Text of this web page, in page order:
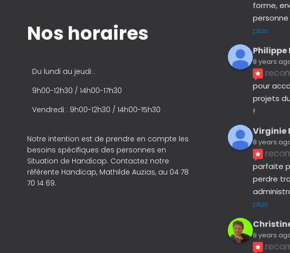
Nos horaires
Du lundi au jeudi :
9h00-12h30 / 14h00-17h30
Vendredi : 9h00-12h30 / 14h00-15h30
Notre intention est de prendre en compte les
besoins spécifiques des personnes en
Situation de Handicap. Contactez notre
référente Handicap, Mathilde Auzias, au 04 78
70 14 69.
forme,
plus
Philippe
8 years
pour
projets
!
Virginie
8 years
parfaite
perdre
plus
8 years